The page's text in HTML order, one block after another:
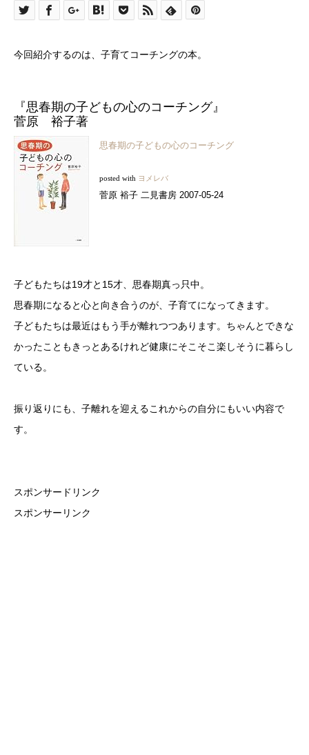
今回紹介するのは、子育てコーチングの本。
『思春期の子どもの心のコーチング』
菅原 裕子著
思春期の子どもの心のコーチング
posted with ヨメレバ
菅原 裕子 二見書房 2007-05-24
子どもたちは19才と15才、思春期真っ只中。
思春期になると心と向き合うのが、子育てになってきます。
子どもたちは最近はもう手が離れつつあります。ちゃんとできな
かったこともきっとあるけれど健康にそこそこ楽しそうに暮らし
ている。
振り返りにも、子離れを迎えるこれからの自分にもいい内容で
す。
スポンサードリンク
スポンサーリンク